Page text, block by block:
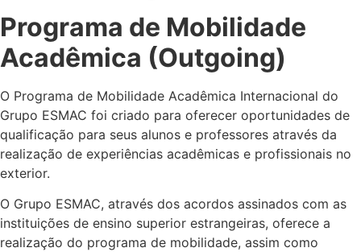
Programa de Mobilidade
Acadêmica (Outgoing)
O Programa de Mobilidade Acadêmica Internacional do
Grupo ESMAC foi criado para oferecer oportunidades de
qualificação para seus alunos e professores através da
realização de experiências acadêmicas e profissionais no
exterior.
O Grupo ESMAC, através dos acordos assinados com as
instituições de ensino superior estrangeiras, oferece a
realização do programa de mobilidade, assim como